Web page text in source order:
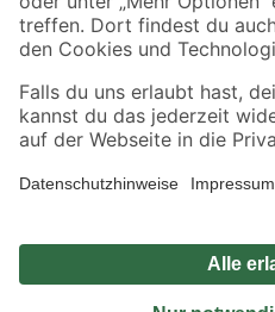
Alle Preisangaben in EUR inkl. gesetzl.
Umständen nicht in allen Märkten verfügbar.
Produkte nur solange der Vorrat reicht.
*Paketversand ab 59 € versandkostenfrei, gilt
Privatsphäre
Nutzungsbedingungen